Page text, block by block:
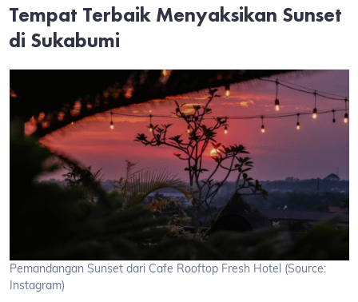
Tempat Terbaik Menyaksikan Sunset
di Sukabumi
Pemandangan Sunset dari Cafe Rooftop Fresh Hotel (Source:
Instagram)